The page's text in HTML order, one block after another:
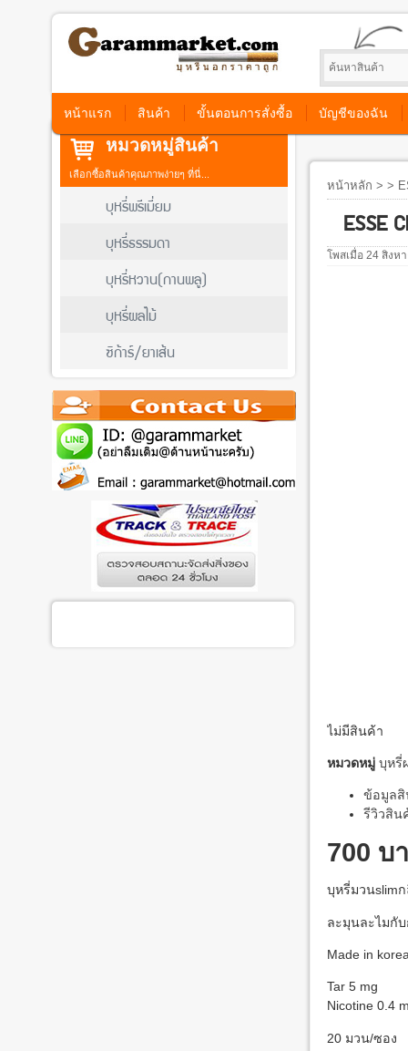
หน้าแรก สินค้า ขั้นตอนการสั่งซื้อ บัญชีของฉัน
หน้าหลัก > >
ESSE
โพสเมื่อ 24 สิงห
ไม่มีสินค้า
หมวดหมู่ บุหรี่
ข้อมูลสิ
รีวิวสิน
700 บ
บุหรี่มวนslim
ละมุนละไมกั
Made in
Tar 5 mg
Nicotine 0.4
20 มวน/ซอง
หมวดหมู่สินค้า
เลือกซื้อสินค้าคุณภาพง่ายๆ ที่นี่...
บุหรี่พรีเมี่ยม
บุหรี่ธรรมดา
บุหรี่หวาน(กานพลู)
บุหรี่ผลไม้
ซิก้าร์/ยาเส้น